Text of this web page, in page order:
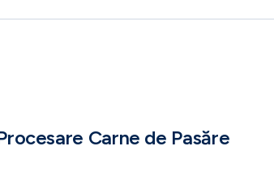
Carne de Pasăre